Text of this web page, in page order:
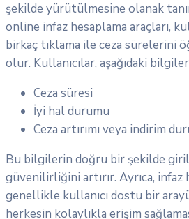
şekilde yürütülmesine olanak
online infaz hesaplama araçları,
birkaç tıklama ile ceza sürelerini
olur. Kullanıcılar, aşağıdaki
Ceza süresi
İyi hal durumu
Ceza artırımı veya indirim
Bu bilgilerin doğru bir şekilde
güvenilirliğini artırır. Ayrıca, infaz
genellikle kullanıcı dostu bir
herkesin kolaylıkla erişim